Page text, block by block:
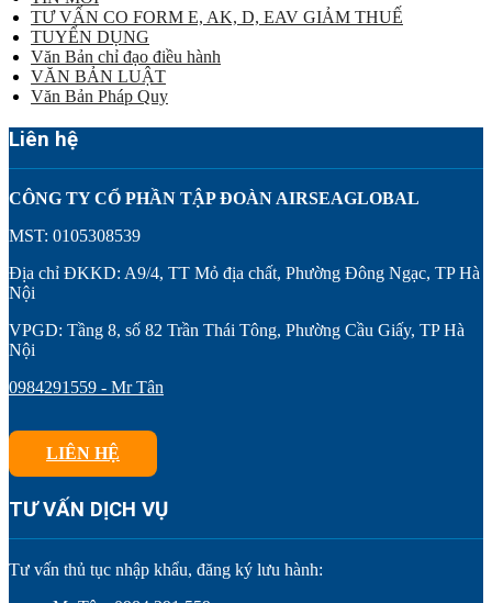
TƯ VẤN CO FORM E, AK, D, EAV GIẢM THUẾ
TUYỂN DỤNG
Văn Bản chỉ đạo điều hành
VĂN BẢN LUẬT
Văn Bản Pháp Quy
Liên hệ
CÔNG TY CỔ PHẦN TẬP ĐOÀN AIRSEAGLOBAL
MST: 0105308539
Địa chỉ ĐKKD: A9/4, TT Mỏ địa chất, Phường Đông Ngạc, TP Hà
Nội
VPGD: Tầng 8, số 82 Trần Thái Tông, Phường Cầu Giấy, TP Hà
Nội
0984291559 - Mr Tân
LIÊN HỆ
TƯ VẤN DỊCH VỤ
Tư vấn thủ tục nhập khẩu, đăng ký lưu hành: